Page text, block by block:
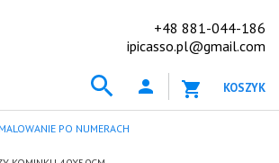
+48 881-044-186
ipicasso.pl@gmail.com
KOSZYK
MALOWANIE PO NUMERACH